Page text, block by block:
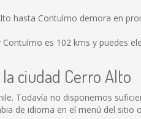
hasta Contulmo demora en
Contulmo es 102 kms y puedes
ciudad Cerro Alto
Todavía no disponemos
de idioma en el menú del sitio